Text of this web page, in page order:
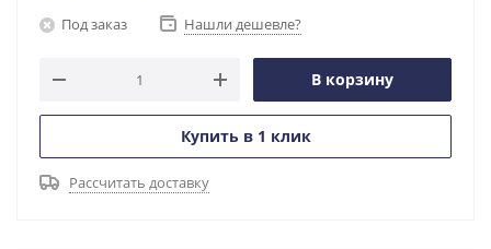
Под заказ Нашли дешевле?
В корзину
Купить в 1 клик
Рассчитать доставку